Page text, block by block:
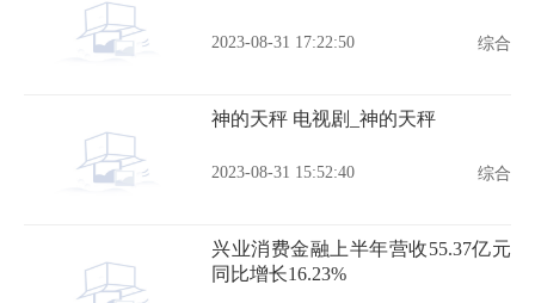
2023-08-31 17:22:50 综合
神的天秤 电视剧_神的天秤
2023-08-31 15:52:40 综合
兴业消费金融上半年营收55.37亿元
同比增长16.23%